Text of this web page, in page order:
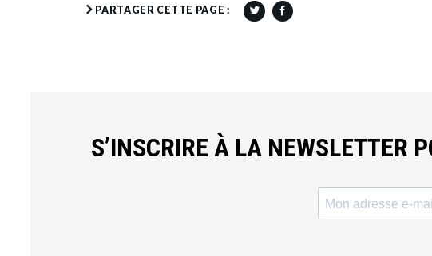
PARTAGER CETTE PAGE :
S’INSCRIRE À LA NEWSLETTER